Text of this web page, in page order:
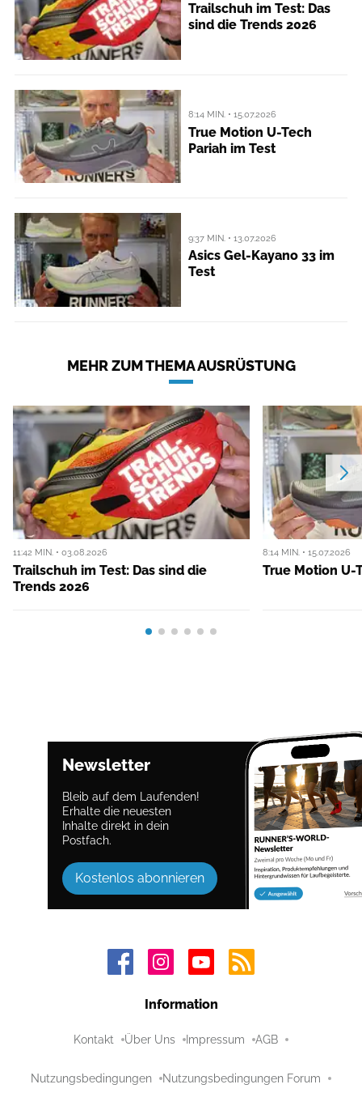
Trailschuh im Test: Das
sind die Trends 2026
8:14 MIN. • 15.07.2026
True Motion U-Tech
Pariah im Test
9:37 MIN. • 13.07.2026
Asics Gel-Kayano 33 im
Test
MEHR ZUM THEMA AUSRÜSTUNG
11:42 MIN. • 03.08.2026
Trailschuh im Test: Das sind die
Trends 2026
8:14 MIN. • 15.07.2026
True Motion U-
Newsletter
Bleib auf dem Laufenden!
Erhalte die neuesten
Inhalte direkt in dein
Postfach.
Kostenlos abonnieren
Information
Kontakt Über Uns Impressum AGB
Nutzungsbedingungen Nutzungsbedingungen Forum